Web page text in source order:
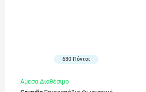
630 Πόντοι
Άμεσα Διαθέσιμο